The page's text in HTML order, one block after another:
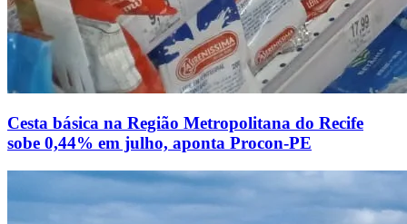
Cesta básica na Região Metropolitana do Recife
sobe 0,44% em julho, aponta Procon-PE